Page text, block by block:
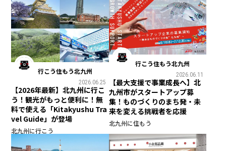
行こう住もう北九州
2026.06.25
【2026年最新】北九州に行こ
う！観光がもっと便利に！無
料で使える「Kitakyushu Tra
vel Guide」が登場
北九州に行こう
行こう住もう北九州
2026.06.11
【最大支援で事業成長へ】北
九州市がスタートアップ募
集！ものづくりのまち発・未
来を変える挑戦者を応援
北九州に住もう